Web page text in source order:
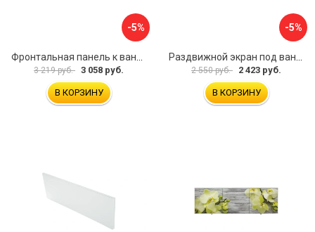
-5%
3 219 руб. 3 058 руб.
В КОРЗИНУ
-5%
2 550 руб. 2 423 руб.
В КОРЗИНУ